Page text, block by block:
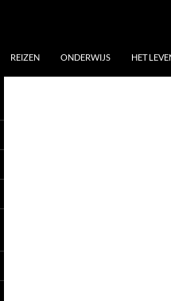
REIZEN ONDERWIJS HET